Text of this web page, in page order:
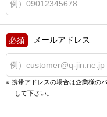
メールアドレス
携帯アドレスの場合は企業様の
して下さい。